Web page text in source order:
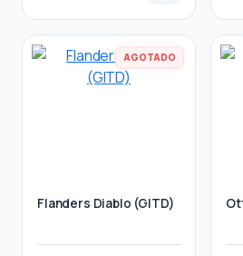
AGOTADO
Flanders Diablo (GITD)